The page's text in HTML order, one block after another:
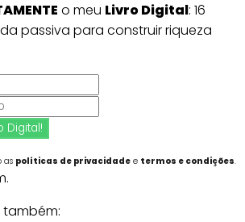
o meu Livro Digital: 16
passiva para construir riqueza
as políticas de privacidade e termos e condições.
também: